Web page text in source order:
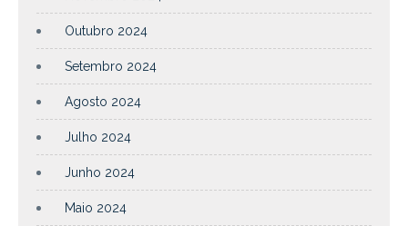
Outubro 2024
Setembro 2024
Agosto 2024
Julho 2024
Junho 2024
Maio 2024